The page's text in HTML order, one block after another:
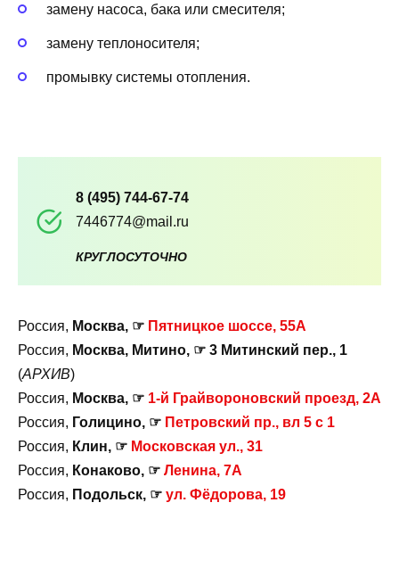
замену насоса, бака или смесителя;
замену теплоносителя;
промывку системы отопления.
8 (495) 744-67-74
7446774@mail.ru
КРУГЛОСУТОЧНО
Россия, Москва, ☞ Пятницкое шоссе, 55А
Россия, Москва, Митино, ☞ 3 Митинский пер., 1
(АРХИВ)
Россия, Москва, ☞ 1-й Грайвороновский проезд, 2А
Россия, Голицино, ☞ Петровский пр., вл 5 с 1
Россия, Клин, ☞ Московская ул., 31
Россия, Конаково, ☞ Ленина, 7А
Россия, Подольск, ☞ ул. Фёдорова, 19